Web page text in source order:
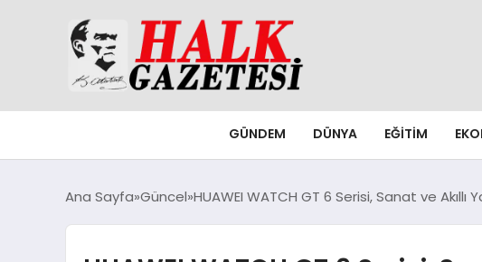
GÜNDEM DÜNYA EĞITIM
Ana Sayfa Güncel HUAWEI WATCH GT 6 Serisi, Sanat ve